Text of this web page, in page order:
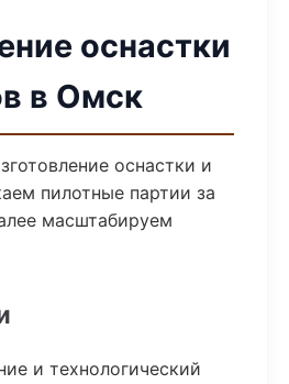
оснастки
в Омск
оснастки и
пилотные партии за
масштабируем
и технологический